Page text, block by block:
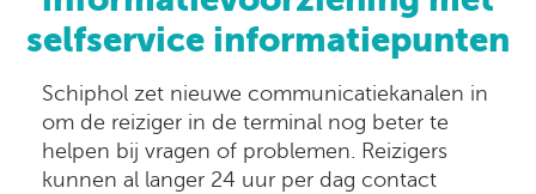
selfservice informatiepunten
Schiphol zet nieuwe communicatiekanalen in
om de reiziger in de terminal nog beter te
helpen bij vragen of problemen. Reizigers
kunnen al langer 24 uur per dag contact